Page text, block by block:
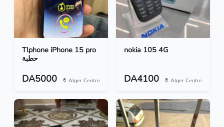
Tlphone iPhone 15 pro
حطبة
DA5000 Alger Centre
nokia 105 4G
DA4100 Alger Centre